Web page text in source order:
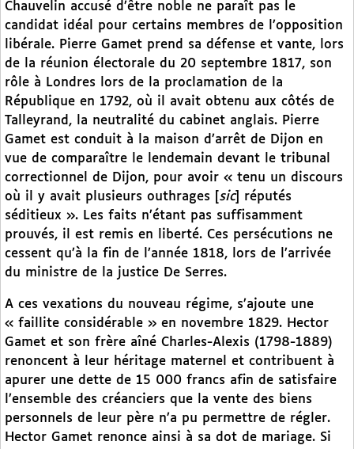
Chauvelin accusé d’être noble ne paraît pas le
candidat idéal pour certains membres de l’opposition
libérale. Pierre Gamet prend sa défense et vante, lors
de la réunion électorale du 20 septembre 1817, son
rôle à Londres lors de la proclamation de la
République en 1792, où il avait obtenu aux côtés de
Talleyrand, la neutralité du cabinet anglais. Pierre
Gamet est conduit à la maison d’arrêt de Dijon en
vue de comparaître le lendemain devant le tribunal
correctionnel de Dijon, pour avoir « tenu un discours
où il y avait plusieurs outhrages [ sic] réputés
séditieux ». Les faits n’étant pas suffisamment
prouvés, il est remis en liberté. Ces persécutions ne
cessent qu’à la fin de l’année 1818, lors de l’arrivée
du ministre de la justice De Serres.
A ces vexations du nouveau régime, s’ajoute une
« faillite considérable » en novembre 1829. Hector
Gamet et son frère aîné Charles-Alexis (1798-1889)
renoncent à leur héritage maternel et contribuent à
apurer une dette de 15 000 francs afin de satisfaire
l’ensemble des créanciers que la vente des biens
personnels de leur père n’a pu permettre de régler.
Hector Gamet renonce ainsi à sa dot de mariage. Si